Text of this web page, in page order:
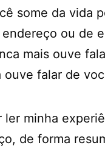
some da vida
endereço ou de
mais ouve
ouve falar de
ler minha
de forma